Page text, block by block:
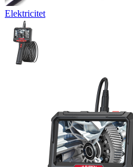
Elektricitet